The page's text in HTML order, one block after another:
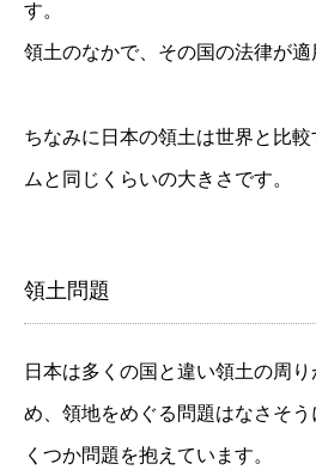
す。
領土のなかで、その国の法律が適
ちなみに日本の領土は世界と比
ムと同じくらいの大きさです。
領土問題
日本は多くの国と違い領土の周
め、領地をめぐる問題はなさそ
くつか問題を抱えています。